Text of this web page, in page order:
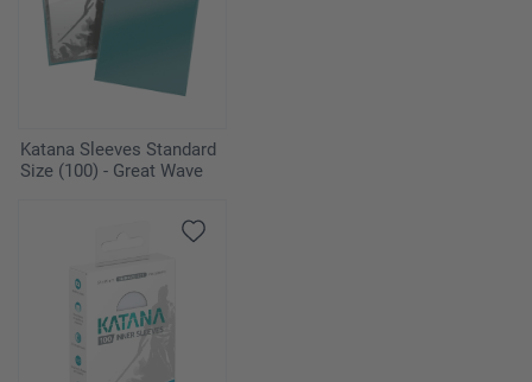
Katana Sleeves Standard
Size (100) - Great Wave